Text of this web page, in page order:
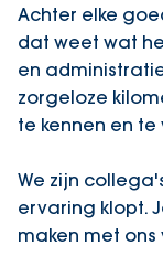
Achter elke
dat weet wat
en
zorgeloze
te kennen en
We zijn
ervaring klopt.
maken met